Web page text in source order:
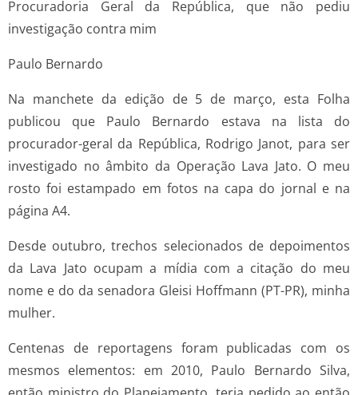
Procuradoria Geral da República, que não pediu
investigação contra mim
Paulo Bernardo
Na manchete da edição de 5 de março, esta Folha
publicou que Paulo Bernardo estava na lista do
procurador-geral da República, Rodrigo Janot, para ser
investigado no âmbito da Operação Lava Jato. O meu
rosto foi estampado em fotos na capa do jornal e na
página A4.
Desde outubro, trechos selecionados de depoimentos
da Lava Jato ocupam a mídia com a citação do meu
nome e do da senadora Gleisi Hoffmann (PT-PR), minha
mulher.
Centenas de reportagens foram publicadas com os
mesmos elementos: em 2010, Paulo Bernardo Silva,